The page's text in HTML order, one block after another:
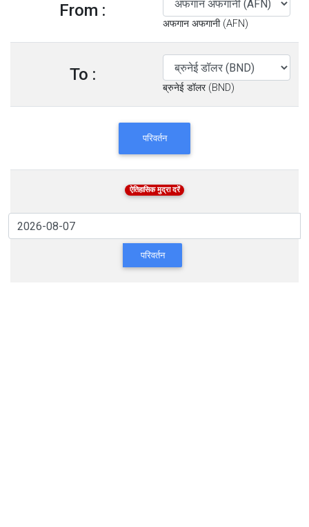
From :
अफगान अफगानी (AFN)
To :
ब्रुनेई डॉलर (BND)
परिवर्तन
ऐतिहासिक मुद्रा दरें
परिवर्तन